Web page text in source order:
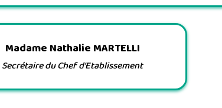
Madame Nathalie MARTELLI
Secrétaire du Chef d’Etablissement